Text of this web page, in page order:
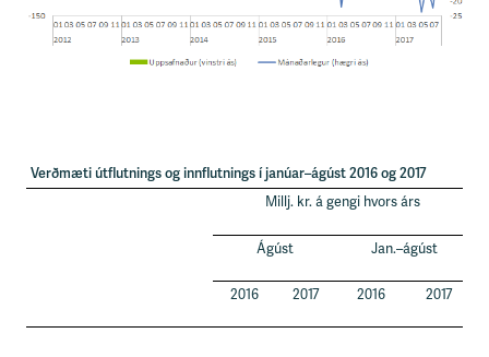
Verðmæti útflutnings og innflutnings í janúar–ágúst 2016 og 2017
Millj. kr. á gengi hvors árs
Ágúst Jan.–ágúst
2016
2017 2016 2017